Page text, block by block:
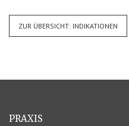
ZUR ÜBERSICHT: INDIKATIONEN
PRAXIS